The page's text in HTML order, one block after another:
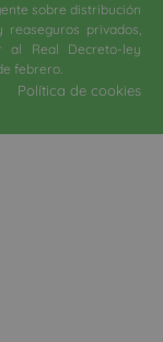
sobre distribución
reaseguros privados,
al Real Decreto-ley
febrero.​
Política de cookies